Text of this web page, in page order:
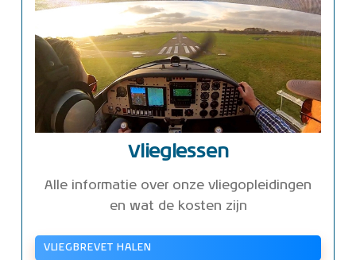
Vlieglessen
Alle informatie over onze vliegopleidingen
en wat de kosten zijn
VLIEGBREVET HALEN